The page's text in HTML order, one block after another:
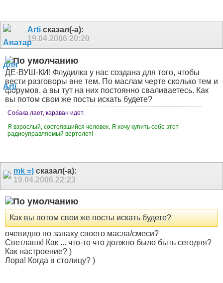
Arti сказал(-а):
19.04.2006 20:20
ДЕ-ВУШ-КИ! Флудилка у нас создана для того, чтобы
вести разговоры вне тем. По маслам черте сколько тем и
форумов, а вы тут на них постоянно сваливаетесь. Как
вы потом свои же посты искать будете?
Собака лает, караван идет.
Я взрослый, состоявшийся человек. Я хочу купить себе этот
радиоуправляемый вертолет!
mk =) сказал(-а):
19.04.2006 22:23
Как вы потом свои же посты искать будете?
очевидно по запаху своего масла/смеси?
Светлашк! Как ... что-то что должно было быть сегодня?
Как настроение? )
Лора! Когда в столицу? )